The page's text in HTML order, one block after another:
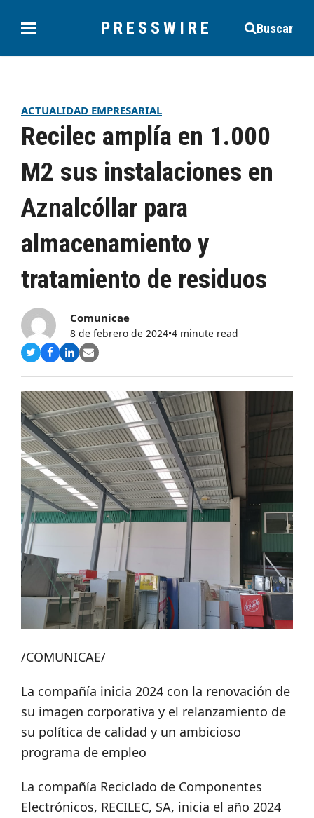
PRESSWIRE Buscar
ACTUALIDAD EMPRESARIAL
Recilec amplía en 1.000
M2 sus instalaciones en
Aznalcóllar para
almacenamiento y
tratamiento de residuos
Comunicae
8 de febrero de 2024•4 minute read
Compartir
Twitter
Compartir
Facebook
Compartir
LinkedIn
Share
Email
/COMUNICAE/
La compañía inicia 2024 con la renovación de
su imagen corporativa y el relanzamiento de
su política de calidad y un ambicioso
programa de empleo
La compañía Reciclado de Componentes
Electrónicos, RECILEC, SA, inicia el año 2024